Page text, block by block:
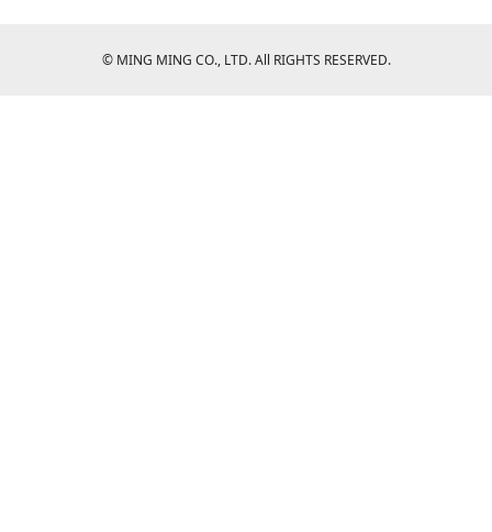
© MING MING CO., LTD. All RIGHTS RESERVED.